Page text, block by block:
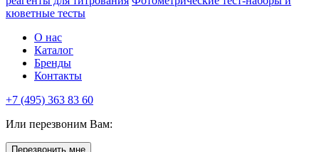
кюветные тесты
О нас
Каталог
Бренды
Контакты
+7 (495) 363 83 60
Или перезвоним Вам:
Перезвонить мне